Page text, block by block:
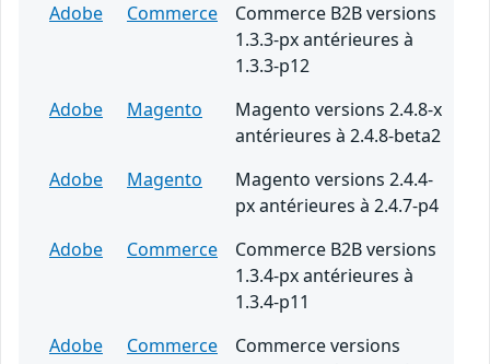
Adobe
Commerce
Commerce B2B versions
1.3.3-px antérieures à
1.3.3-p12
Adobe
Magento
Magento versions 2.4.8-x
antérieures à 2.4.8-beta2
Adobe
Magento
Magento versions 2.4.4-
px antérieures à 2.4.7-p4
Adobe
Commerce
Commerce B2B versions
1.3.4-px antérieures à
1.3.4-p11
Adobe
Commerce
Commerce versions